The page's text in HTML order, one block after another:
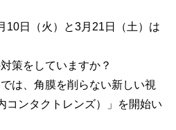
10日（火）と3月21日（土）は
策をしていますか？
は、角膜を削らない新しい視
コンタクトレンズ）」を開始い